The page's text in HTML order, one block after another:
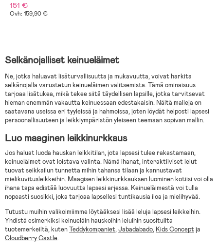
151 €
Ovh: 159,90 €
Selkänojalliset keinueläimet
Ne, jotka haluavat lisäturvallisuutta ja mukavuutta, voivat harkita
selkänojalla varustetun keinueläimen valitsemista. Tämä ominaisuus
tarjoaa lisätukea, mikä tekee siitä täydellisen lapsille, jotka tarvitsevat
hieman enemmän vakautta keinuessaan edestakaisin. Näitä malleja on
saatavana useissa eri tyyleissä ja hahmoissa, joten löydät helposti lapsesi
persoonallisuuteen ja leikkiympäristön yleiseen teemaan sopivan mallin.
Luo maaginen leikkinurkkaus
Jos haluat luoda hauskan leikkitilan, jota lapsesi tulee rakastamaan,
keinueläimet ovat loistava valinta. Nämä ihanat, interaktiiviset lelut
tuovat seikkailun tunnetta mihin tahansa tilaan ja kannustavat
mielikuvitusleikkeihin. Maagisen leikkinurkkauksen luominen kotiisi voi olla
ihana tapa edistää luovuutta lapsesi arjessa. Keinueläimestä voi tulla
nopeasti suosikki, joka tarjoaa lapsellesi tuntikausia iloa ja mielihyvää.
Tutustu muihin valikoimiimme löytääksesi lisää leluja lapsesi leikkeihin.
Yhdistä esimerkiksi keinueläin hauskoihin leluihin suosituilta
tuotemerkeiltä, kutenTeddykompaniet,Jabadabado, Kids Conceptja
Cloudberry Castle.